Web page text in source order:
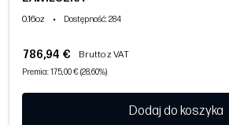
0.16oz • Dostępność: 284
786,94 € Brutto z VAT
Premia: 175,00 € (28,60%)
Dodaj do koszyka